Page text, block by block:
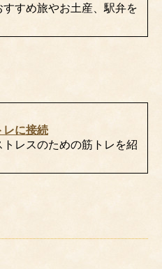
すめ旅やお土産、駅弁を
レに接続
レスのための筋トレを紹